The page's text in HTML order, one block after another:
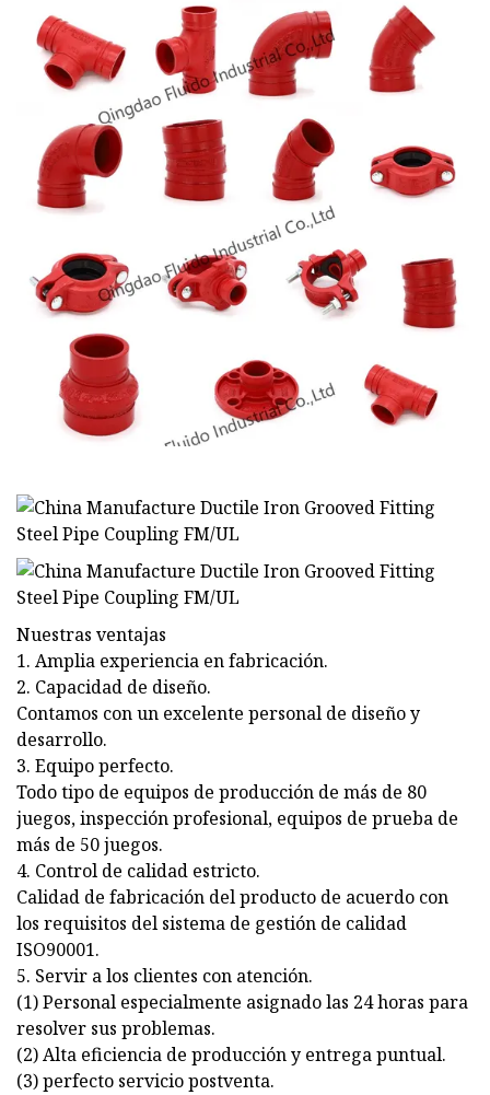
Nuestras ventajas
1. Amplia experiencia en fabricación.
2. Capacidad de diseño.
Contamos con un excelente personal de diseño y
desarrollo.
3. Equipo perfecto.
Todo tipo de equipos de producción de más de 80
juegos, inspección profesional, equipos de prueba de
más de 50 juegos.
4. Control de calidad estricto.
Calidad de fabricación del producto de acuerdo con
los requisitos del sistema de gestión de calidad
ISO90001.
5. Servir a los clientes con atención.
(1) Personal especialmente asignado las 24 horas para
resolver sus problemas.
(2) Alta eficiencia de producción y entrega puntual.
(3) perfecto servicio postventa.